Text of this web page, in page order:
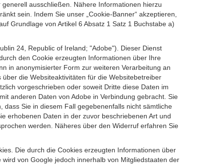
ausschließen. Nähere Informationen hierzu
sein. Indem Sie unser „Cookie-Banner“ akzeptieren,
Grundlage von Artikel 6 Absatz 1 Satz 1 Buchstabe a)
24, Republic of Ireland; "Adobe"). Dieser Dienst
den Cookie erzeugten Informationen über Ihre
in anonymisierter Form zur weiteren Verarbeitung an
die Websiteaktivitäten für die Websitebetreiber
vorgeschrieben oder soweit Dritte diese Daten im
anderen Daten von Adobe in Verbindung gebracht. Sie
Sie in diesem Fall gegebenenfalls nicht sämtliche
erhobenen Daten in der zuvor beschriebenen Art und
werden. Näheres über den Widerruf erfahren Sie
Die durch die Cookies erzeugten Informationen über
von Google jedoch innerhalb von Mitgliedstaaten der